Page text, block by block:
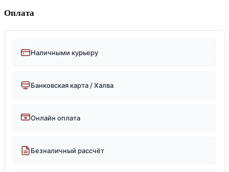
Оплата
Наличными курьеру
Банковская карта / Халва
Онлайн оплата
Безналичный рассчёт